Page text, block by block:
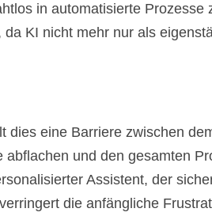
in automatisierte
KI nicht mehr nur als
eine Barriere zwischen
und den gesamten
Assistent, der
die anfängliche